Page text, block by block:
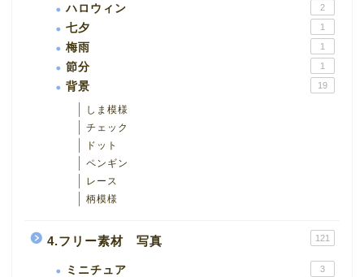
ハロウィン 2
七夕 1
梅雨 1
節分 1
背景 19
しま模様
チェック
ドット
ペンギン
レース
柄模様
4.フリー素材 写真 121
ミニチュア 3